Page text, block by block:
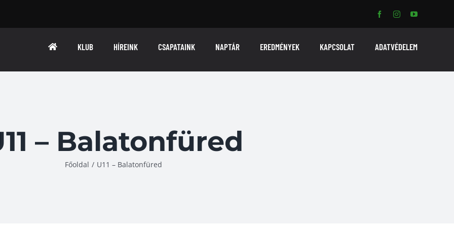
KLUB HÍREINK CSAPATAINK NAPTÁR EREDMÉNYEK KAPCSOLAT ADATVÉDELEM
– Balatonfüred
Főoldal / U11 – Balatonfüred